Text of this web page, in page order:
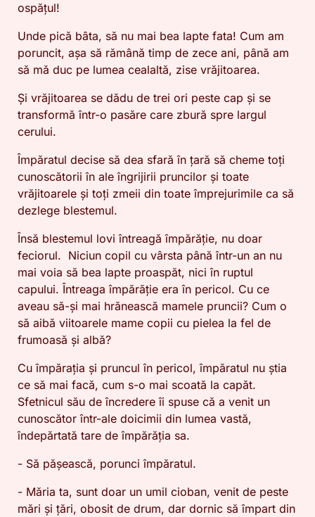
ospățul!
Unde pică bâta, să nu mai bea lapte fata! Cum am
poruncit, așa să rămână timp de zece ani, până am
să mă duc pe lumea cealaltă, zise vrăjitoarea.
Și vrăjitoarea se dădu de trei ori peste cap și se
transformă într-o pasăre care zbură spre largul
cerului.
Împăratul decise să dea sfară în țară să cheme toți
cunoscătorii în ale îngrijirii pruncilor și toate
vrăjitoarele și toți zmeii din toate împrejurimile ca să
dezlege blestemul.
Însă blestemul lovi întreagă împărăție, nu doar
feciorul. Niciun copil cu vârsta până într-un an nu
mai voia să bea lapte proaspăt, nici în ruptul
capului. Întreaga împărăție era în pericol. Cu ce
aveau să-și mai hrănească mamele pruncii? Cum o
să aibă viitoarele mame copii cu pielea la fel de
frumoasă și albă?
Cu împărația și pruncul în pericol, împăratul nu știa
ce să mai facă, cum s-o mai scoată la capăt.
Sfetnicul său de încredere îi spuse că a venit un
cunoscător într-ale doicimii din lumea vastă,
îndepărtată tare de împărăția sa.
- Să pășească, porunci împăratul.
- Măria ta, sunt doar un umil cioban, venit de peste
mări și țări, obosit de drum, dar dornic să împart din